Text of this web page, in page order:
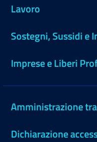
Lavoro
Sostegni, Sussidi e
Imprese e Liberi
Amministrazione
Dichiarazione